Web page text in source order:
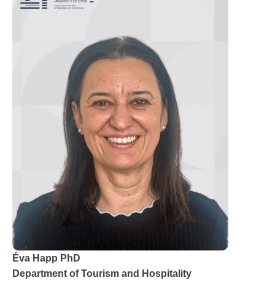
Éva Happ PhD
Department of Tourism and Hospitality